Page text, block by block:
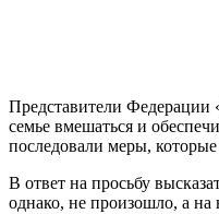
Представители Федерации
семье вмешаться и
последовали меры,
В ответ на просьбу
однако, не произошло, а